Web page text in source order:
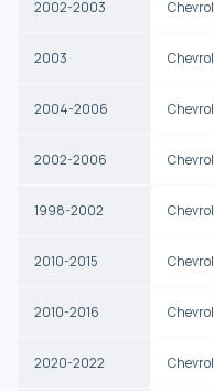
2002-2003
2003
2004-2006
2002-2006
1998-2002
2010-2015
2010-2016
2020-2022